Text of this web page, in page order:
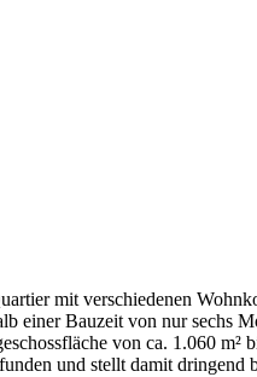
mit verschiedenen
einer Bauzeit von nur sechs
von ca. 1.060 m²
und stellt damit dringend